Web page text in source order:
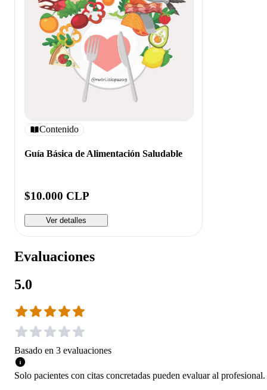
Contenido
Guía Básica de Alimentación Saludable
$10.000 CLP
Ver detalles
Evaluaciones
5.0
Basado en 3 evaluaciones
Solo pacientes con citas concretadas pueden evaluar al profesional.